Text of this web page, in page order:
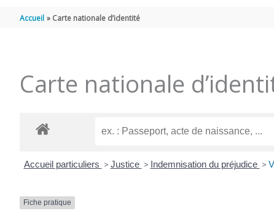
MAZERAY
Accueil Carte nationale d’identité
Carte nationale
Accueil particuliers > Justice > Indemnisation du préjudice >
Fiche pratique